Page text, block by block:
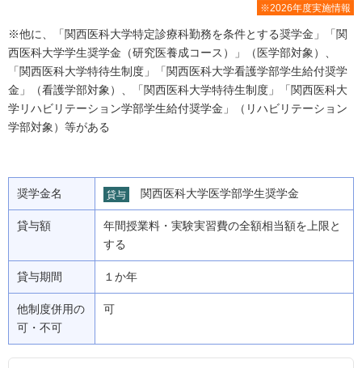
※2026年度実施情報
※他に、「関西医科大学特定診療科勤務を条件とする奨学金」「関
西医科大学学生奨学金（研究医養成コース）」（医学部対象）、
「関西医科大学特待生制度」「関西医科大学看護学部学生給付奨学
金」（看護学部対象）、「関西医科大学特待生制度」「関西医科大
学リハビリテーション学部学生給付奨学金」（リハビリテーション
学部対象）等がある
奨学金名 貸与 関西医科大学医学部学生奨学金
貸与額
年間授業料・実験実習費の全額相当額を上限と
する
貸与期間 １か年
他制度併用の
可・不可
可